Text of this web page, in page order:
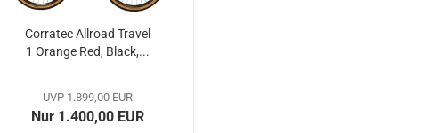
Corratec Allroad Travel
1 Orange Red, Black,...
UVP 1.899,00 EUR
Nur 1.400,00 EUR